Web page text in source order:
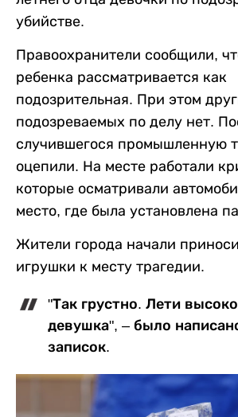
убийстве.
Правоохранители сообщили,
ребенка рассматривается как
подозрительная. При этом
подозреваемых по делу нет.
случившегося промышленную
оцепили. На месте работали
которые осматривали
место, где была установлена
Жители города начали
игрушки к месту трагедии.
"Так грустно. Лети
девушка", – было
записок.